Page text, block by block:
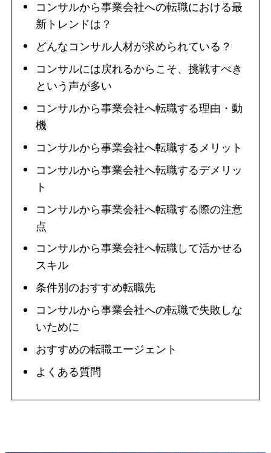
コンサルから事業会社への転職における最
新トレンドは？
どんなコンサル人材が求められている？
コンサルには戻れるからこそ、挑戦すべき
という声が多い
コンサルから事業会社へ転職する理由・動
機
コンサルから事業会社へ転職するメリット
コンサルから事業会社へ転職するデメリッ
ト
コンサルから事業会社へ転職する際の注意
点
コンサルから事業会社へ転職して活かせる
スキル
条件別のおすすめ転職先
コンサルから事業会社への転職で失敗しな
いために
おすすめの転職エージェント
よくある質問